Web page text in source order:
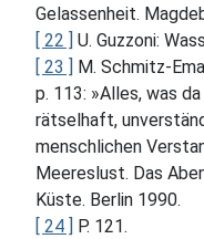
Gelassenheit.
[ 22 ]
U. Guzzoni:
[ 23 ]
M. Schmitz-
p. 113: »Alles, was
rätselhaft,
menschlichen
Meereslust. Das
Küste. Berlin 1990.
[ 24 ]
P. 121.